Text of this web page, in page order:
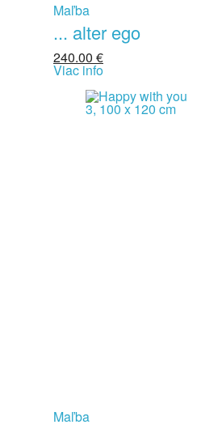
Maľba
... alter ego
240.00 €
Viac info
Maľba